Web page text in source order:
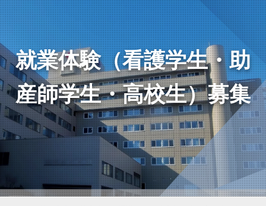
就業体験（看護学生・助
産師学生・高校生）募集